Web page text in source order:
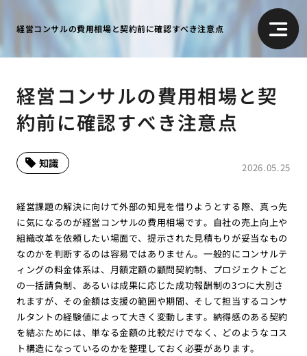
経営コンサルの費用相場と契約前に確認すべき注意点
経営コンサルの費用相場と契
約前に確認すべき注意点
2026.05.25
知識
経営課題の解決に向けて外部の知見を借りようとする際、真っ先
に気になるのが経営コンサルの費用相場です。自社の売上向上や
組織改革を依頼したい場面で、提示された見積もりが妥当なもの
なのかを判断するのは容易ではありません。一般的にコンサルテ
ィングの料金体系は、月額定額の顧問契約制、プロジェクトごと
の一括請負制、あるいは成果に応じた成功報酬制の3つに大別さ
れますが、その金額は支援の範囲や期間、そして担当するコンサ
ルタントの経験値によって大きく変動します。納得感のある契約
を結ぶためには、単なる金額の比較だけでなく、どのようなコス
ト構造になっているのかを整理しておく必要があります。